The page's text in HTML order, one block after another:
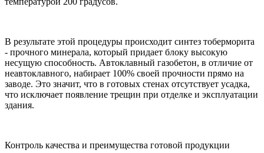
В результате этой процедуры происходит синтез тоберморита
- прочного минерала, который придает блоку высокую
несущую способность. Автоклавный газобетон, в отличие от
неавтоклавного, набирает 100% своей прочности прямо на
заводе. Это значит, что в готовых стенах отсутствует усадка,
что исключает появление трещин при отделке и эксплуатации
здания.
Контроль качества и преимущества готовой продукции